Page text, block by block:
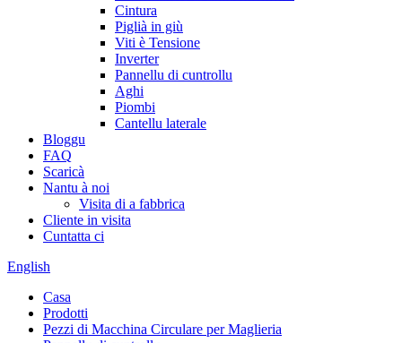
Cintura
Piglià in giù
Viti è Tensione
Inverter
Pannellu di cuntrollu
Aghi
Piombi
Cantellu laterale
Bloggu
FAQ
Scaricà
Nantu à noi
Visita di a fabbrica
Cliente in visita
Cuntatta ci
English
Casa
Prodotti
Pezzi di Macchina Circulare per Maglieria